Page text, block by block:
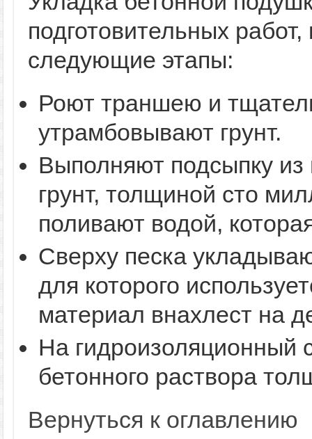
подготовительных
следующие этапы:
Роют траншею и
утрамбовывают грунт.
Выполняют подсыпку из
грунт, толщиной сто
поливают водой,
Сверху песка
для которого
материал внахлест на
На гидроизоляционный
бетонного раствора
Вернуться к оглавлению